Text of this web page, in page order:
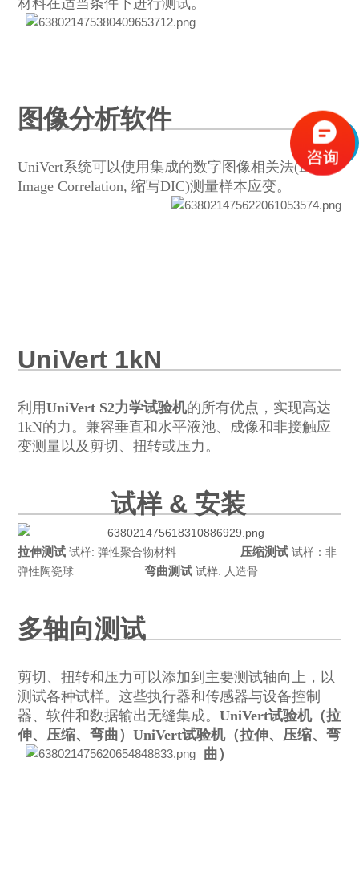
图像分析软件
UniVert系统可以使用集成的数字图像相关法(Digital
Image Correlation, 缩写DIC)测量样本应变。
UniVert 1kN
利用UniVert S2力学试验机的所有优点，实现高达
1kN的力。兼容垂直和水平液池、成像和非接触应
变测量以及剪切、扭转或压力。
试样 & 安装
拉伸测试 试样: 弹性聚合物材料 压缩测试 试样：非
弹性陶瓷球
弯曲测试 试样: 人造骨
多轴向测试
剪切、扭转和压力可以添加到主要测试轴向上，以
测试各种试样。这些执行器和传感器与设备控制
器、软件和数据输出无缝集成。UniVert试验机（拉
伸、压缩、弯曲）UniVert试验机（拉伸、压缩、弯
曲）